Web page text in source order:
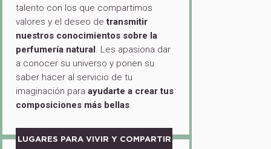
talento con los que compartimos
valores y el deseo de transmitir
nuestros conocimientos sobre la
perfumería natural. Les apasiona dar
a conocer su universo y ponen su
saber hacer al servicio de tu
imaginación para ayudarte a crear tus
composiciones más bellas.
LUGARES PARA VIVIR Y COMPARTIR